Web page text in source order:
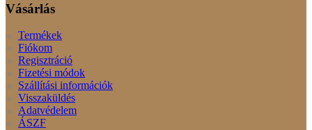
Vásárlás
Termékek
Fiókom
Regisztráció
Fizetési módok
Szállítási információk
Visszaküldés
Adatvédelem
ÁSZF